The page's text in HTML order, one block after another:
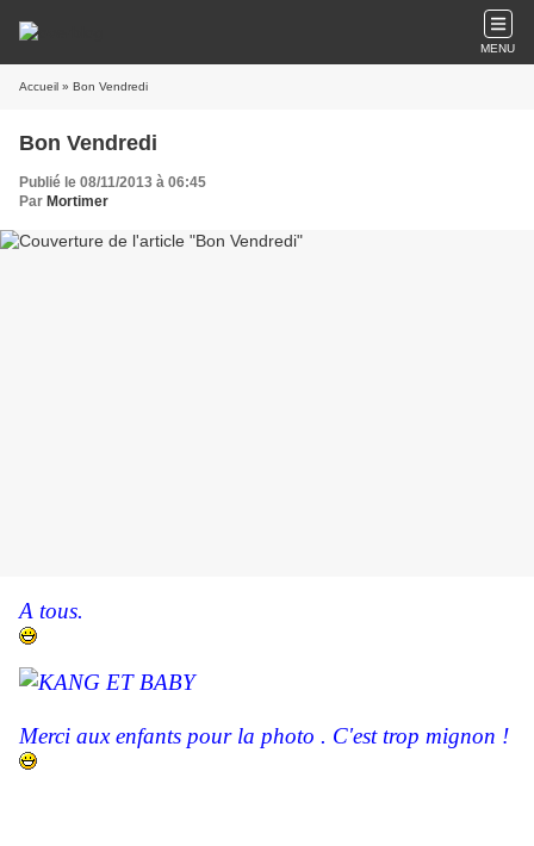
MENU
Accueil » Bon Vendredi
Bon Vendredi
Publié le 08/11/2013 à 06:45
Par Mortimer
A tous.
Merci aux enfants pour la photo . C'est trop mignon !